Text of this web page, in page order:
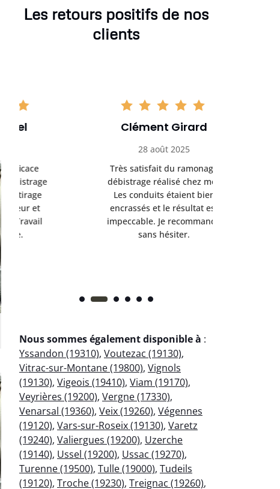
Les retours positifs de nos
clients
Clément Girard
28 août 2025
Très satisfait du ramonage
débistrage réalisé chez moi.
Les conduits étaient bien
encrassés et le résultat est
impeccable. Je recommande
sans hésiter.
Nous sommes également disponible à :
Yssandon (19310), Voutezac (19130),
Vitrac-sur-Montane (19800), Vignols
(19130), Vigeois (19410), Viam (19170),
Veyrières (19200), Vergne (17330),
Venarsal (19360), Veix (19260), Végennes
(19120), Vars-sur-Roseix (19130), Varetz
(19240), Valiergues (19200), Uzerche
(19140), Ussel (19200), Ussac (19270),
Turenne (19500), Tulle (19000), Tudeils
(19120), Troche (19230), Treignac (19260),